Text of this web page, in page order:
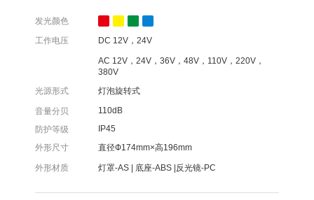
发光颜色
工作电压
DC 12V，24V
AC 12V，24V，36V，48V，110V，220V，
380V
光源形式
灯泡旋转式
音量分贝
110dB
防护等级
IP45
外形尺寸
直径Ф174mm×高196mm
外形材质 灯罩-AS | 底座-ABS |反光镜-PC